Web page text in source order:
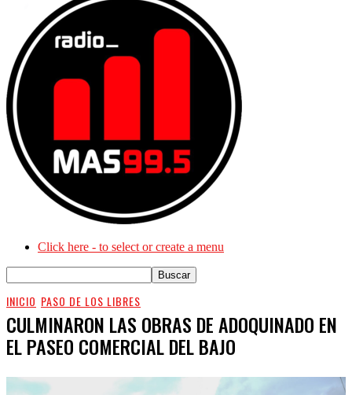
Click here - to select or create a menu
INICIO PASO DE LOS LIBRES
CULMINARON LAS OBRAS DE ADOQUINADO EN
EL PASEO COMERCIAL DEL BAJO